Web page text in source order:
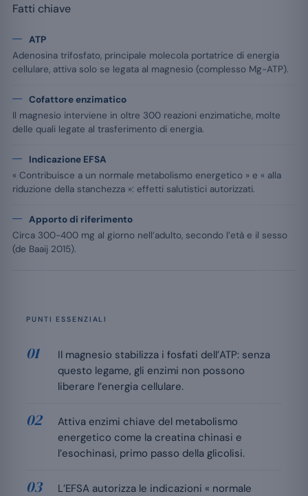
Fatti chiave
ATP
Adenosina trifosfato, principale molecola portatrice di energia
cellulare, attiva solo se legata al magnesio (complesso Mg-ATP).
Cofattore enzimatico
Il magnesio interviene in oltre 300 reazioni enzimatiche, molte
delle quali legate al trasferimento di energia.
Indicazione EFSA
« Contribuisce a un normale metabolismo energetico » e « alla
riduzione della stanchezza »: effetti salutistici autorizzati.
Apporto di riferimento
Circa 300-400 mg al giorno nell’adulto, secondo l’età e il sesso
(de Baaij 2015).
PUNTI ESSENZIALI
Il magnesio stabilizza i fosfati dell’ATP: senza
questo legame, gli enzimi non possono
liberare l’energia cellulare.
Attiva enzimi chiave del metabolismo
energetico come la creatina chinasi e
l’esochinasi, primo passo della glicolisi.
L’EFSA autorizza le indicazioni « normale